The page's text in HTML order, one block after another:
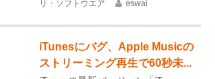
リ・ソフトウエア
eswai
iTunesにバグ、Apple Musicの
ストリーミング再生で60秒未...